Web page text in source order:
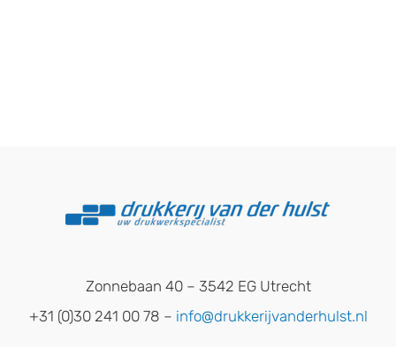
Zonnebaan 40 – 3542 EG Utrecht
+31 (0)30 241 00 78 – info@drukkerijvanderhulst.nl